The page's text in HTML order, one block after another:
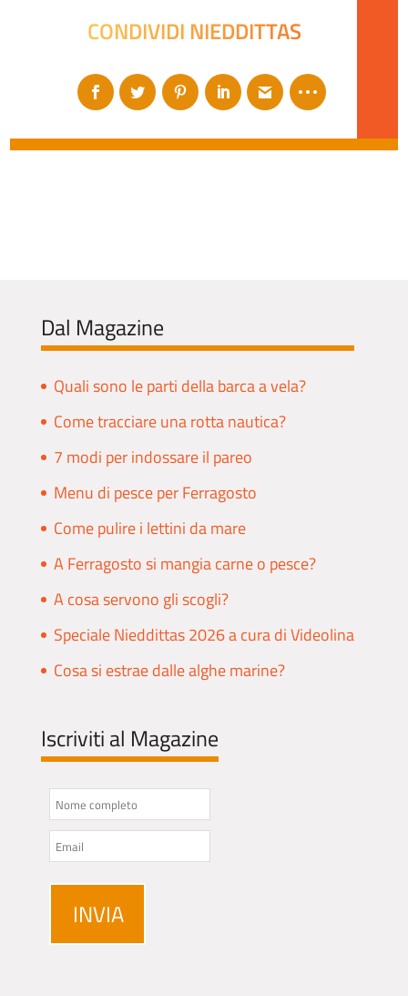
CONDIVIDI NIEDDITTAS
Dal Magazine
Quali sono le parti della barca a vela?
Come tracciare una rotta nautica?
7 modi per indossare il pareo
Menu di pesce per Ferragosto
Come pulire i lettini da mare
A Ferragosto si mangia carne o pesce?
A cosa servono gli scogli?
Speciale Nieddittas 2026 a cura di Videolina
Cosa si estrae dalle alghe marine?
Iscriviti al Magazine